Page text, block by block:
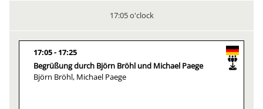
17:05 o'clock
17:05
17:25
Begrüßung durch Björn Bröhl und Michael Paege
Björn Bröhl, Michael Paege